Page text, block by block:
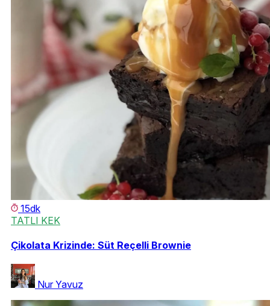
15dk
TATLI KEK
Çikolata Krizinde: Süt Reçelli Brownie
Nur Yavuz